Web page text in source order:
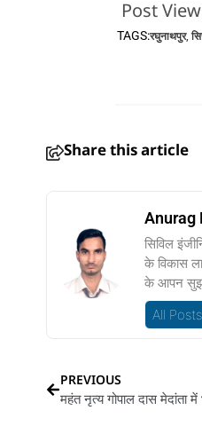
Post
TAGS:रघुनाथपुर,
Share this article
Anurag
सिविल
के विकास
के आपन
All Posts
PREVIOUS
महंत नृत्य गोपाल दास मेदांता में